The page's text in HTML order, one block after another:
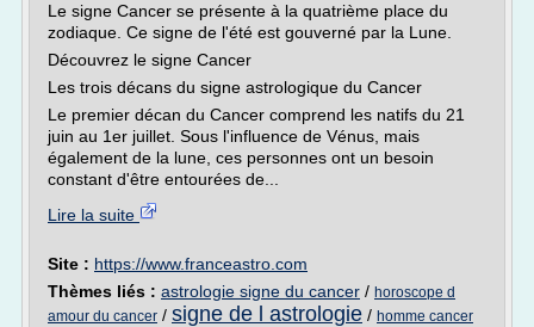
Le signe Cancer se présente à la quatrième place du
zodiaque. Ce signe de l'été est gouverné par la Lune.
Découvrez le signe Cancer
Les trois décans du signe astrologique du Cancer
Le premier décan du Cancer comprend les natifs du 21
juin au 1er juillet. Sous l'influence de Vénus, mais
également de la lune, ces personnes ont un besoin
constant d'être entourées de...
Lire la suite
Site : https://www.franceastro.com
Thèmes liés : astrologie signe du cancer / horoscope d
amour du cancer / signe de l astrologie / homme cancer